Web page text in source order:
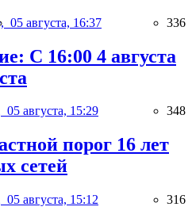
05 августа, 16:37 336
С 16:00 4 августа
05 августа, 15:29 348
порог 16 лет
сетей
05 августа, 15:12 316